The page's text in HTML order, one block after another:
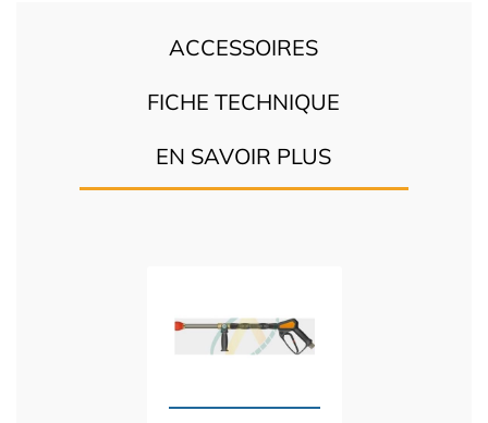
ACCESSOIRES
FICHE TECHNIQUE
EN SAVOIR PLUS